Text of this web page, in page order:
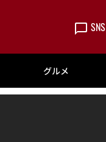
SNS
グルメ